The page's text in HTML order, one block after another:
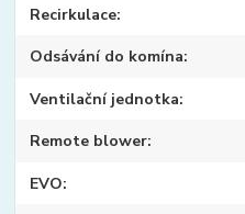
Recirkulace
Odsávání do komína
Ventilační jednotka
Remote blower
EVO